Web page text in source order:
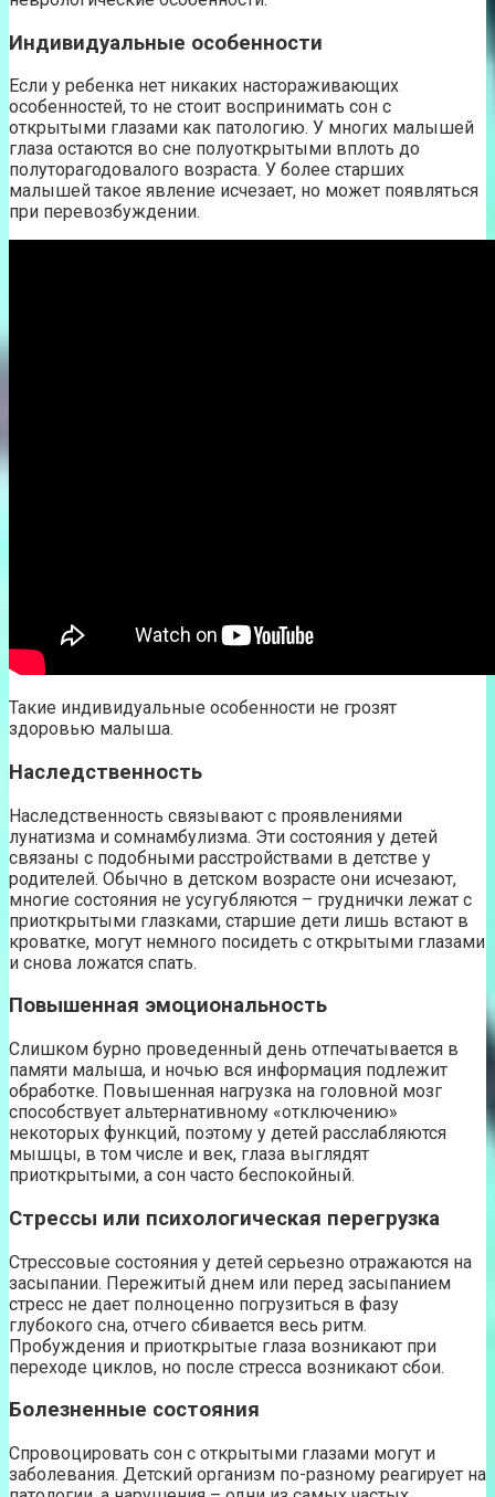
Индивидуальные особенности
Если у ребенка нет никаких настораживающих
особенностей, то не стоит воспринимать сон с
открытыми глазами как патологию. У многих малышей
глаза остаются во сне полуоткрытыми вплоть до
полуторагодовалого возраста. У более старших
малышей такое явление исчезает, но может появляться
при перевозбуждении.
Такие индивидуальные особенности не грозят
здоровью малыша.
Наследственность
Наследственность связывают с проявлениями
лунатизма и сомнамбулизма. Эти состояния у детей
связаны с подобными расстройствами в детстве у
родителей. Обычно в детском возрасте они исчезают,
многие состояния не усугубляются – груднички лежат с
приоткрытыми глазками, старшие дети лишь встают в
кроватке, могут немного посидеть с открытыми глазами
и снова ложатся спать.
Повышенная эмоциональность
Слишком бурно проведенный день отпечатывается в
памяти малыша, и ночью вся информация подлежит
обработке. Повышенная нагрузка на головной мозг
способствует альтернативному «отключению»
некоторых функций, поэтому у детей расслабляются
мышцы, в том числе и век, глаза выглядят
приоткрытыми, а сон часто беспокойный.
Стрессы или психологическая перегрузка
Стрессовые состояния у детей серьезно отражаются на
засыпании. Пережитый днем или перед засыпанием
стресс не дает полноценно погрузиться в фазу
глубокого сна, отчего сбивается весь ритм.
Пробуждения и приоткрытые глаза возникают при
переходе циклов, но после стресса возникают сбои.
Болезненные состояния
Спровоцировать сон с открытыми глазами могут и
заболевания. Детский организм по-разному реагирует на